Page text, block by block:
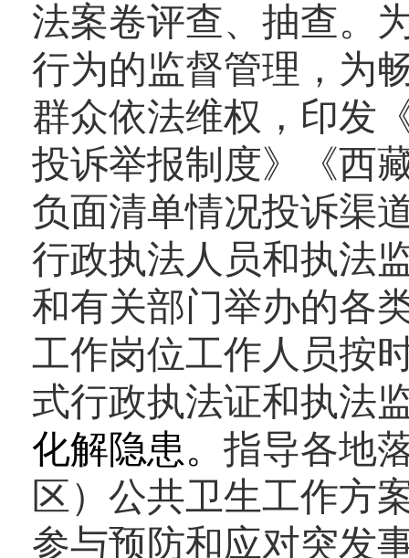
法案卷评查、抽查。
行为的监督管理，为
群众依法维权，印发
投诉举报制度》《西
负面清单情况投诉渠
行政执法人员和执法
和有关部门举办的各
工作岗位工作人员按
式行政执法证和执法
化解隐患。 指导各地
区）公共卫生工作方
参与预防和应对突发